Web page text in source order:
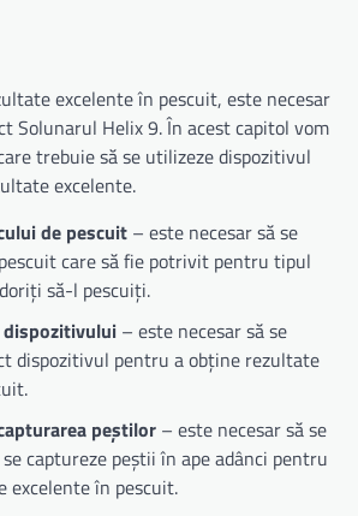
excelente în pescuit, este necesar
Solunarul Helix 9. În acest capitol vom
trebuie să se utilizeze dispozitivul
excelente.
de pescuit – este necesar să se
care să fie potrivit pentru tipul
să-l pescuiți.
– este necesar să se
dispozitivul pentru a obține rezultate
peștilor – este necesar să se
captureze peștii în ape adânci pentru
excelente în pescuit.